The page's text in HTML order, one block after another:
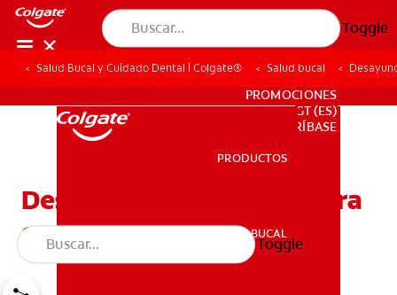
Toggle
SALUD BUCAL
PARA PROFESIONALES
PROMOCIONES
GT (ES)
SUSCRÍBASE
PRODUCTOS
SALUD BUCAL
Toggle
Salud Bucal y Cuidado Dental | Colgate® Salud bucal
Desayunos saludables para
empezar el día